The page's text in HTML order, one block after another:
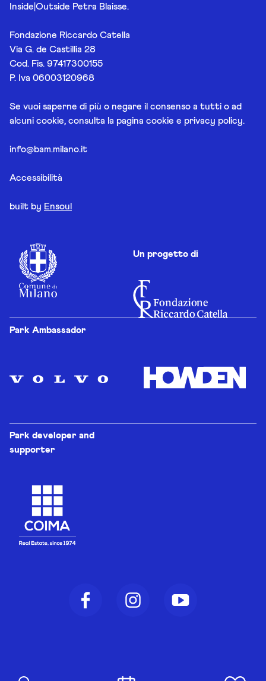
Inside|Outside Petra Blaisse.
Fondazione Riccardo Catella
Via G. de Castillia 28
Cod. Fis. 97417300155
P. Iva 06003120968
Se vuoi saperne di più o negare il consenso a tutti o ad
alcuni cookie, consulta la pagina cookie e privacy policy.
info@bam.milano.it
Accessibilità
built by Ensoul
Un progetto di
Park Ambassador
Park developer and
supporter